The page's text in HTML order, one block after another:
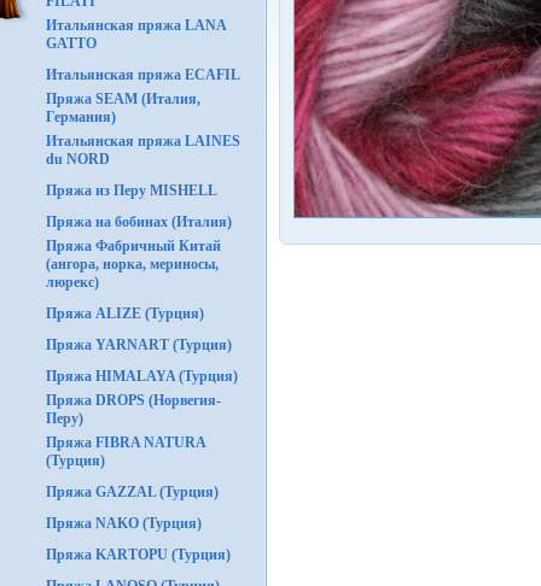
Итальянская пряжа LANA
GATTO
Итальянская пряжа ECAFIL
Пряжа SEAM (Италия,
Германия)
Итальянская пряжа LAINES
du NORD
Пряжа из Перу MISHELL
Пряжа на бобинах (Италия)
Пряжа Фабричный Китай
(ангора, норка, мериносы,
люрекс)
Пряжа ALIZE (Турция)
Пряжа YARNART (Турция)
Пряжа HIMALAYA (Турция)
Пряжа DROPS (Норвегия-
Перу)
Пряжа FIBRA NATURA
(Турция)
Пряжа GAZZAL (Турция)
Пряжа NAKO (Турция)
Пряжа KARTOPU (Турция)